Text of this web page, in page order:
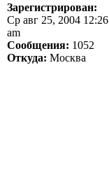
Зарегистрирован:
Ср авг 25, 2004 12:26
am
Сообщения: 1052
Откуда: Москва